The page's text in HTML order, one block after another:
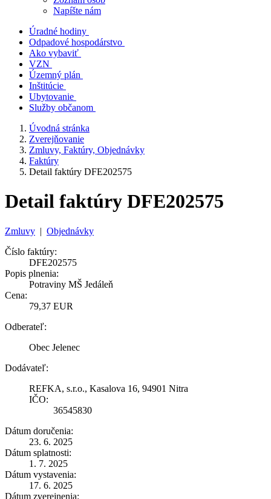
Napíšte nám
Úradné hodiny
Odpadové hospodárstvo
Ako vybaviť
VZN
Územný plán
Inštitúcie
Ubytovanie
Služby občanom
Úvodná stránka
Zverejňovanie
Zmluvy, Faktúry, Objednávky
Faktúry
Detail faktúry DFE202575
Detail faktúry DFE202575
Zmluvy | Objednávky
Číslo faktúry:
DFE202575
Popis plnenia:
Potraviny MŠ Jedáleň
Cena:
79,37 EUR
Odberateľ:
Obec Jelenec
Dodávateľ:
REFKA, s.r.o., Kasalova 16, 94901 Nitra
IČO:
36545830
Dátum doručenia:
23. 6. 2025
Dátum splatnosti:
1. 7. 2025
Dátum vystavenia:
17. 6. 2025
Dátum zverejnenia: